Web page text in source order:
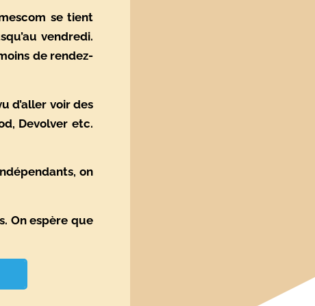
se tient
vendredi.
de rendez-
d’aller voir des
Devolver etc.
on
On espère que